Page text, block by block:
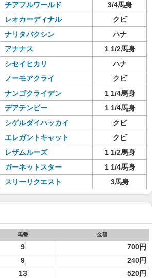
チアフルワールド
3/4馬身
レオカーディナル
クビ
ナリタバクシン
ハナ
アナナス
1 1/2馬身
シセイヒカリ
ハナ
ノーモアクライ
クビ
ナンゴクライデン
1 1/4馬身
デアテンビー
1 1/4馬身
シゲルダイハッカイ
クビ
エレガントキャット
クビ
レザムルーズ
1 1/2馬身
ガーネットスター
1 1/4馬身
スリーリクエスト 3馬身
馬番 金額
9 700円
9
240円
13
520円